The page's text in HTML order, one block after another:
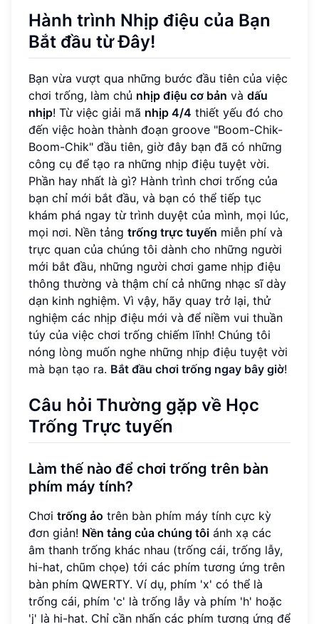
Hành trình Nhịp điệu của Bạn
Bắt đầu từ Đây!
Bạn vừa vượt qua những bước đầu tiên của việc
chơi trống, làm chủ nhịp điệu cơ bản và dấu
nhịp! Từ việc giải mã nhịp 4/4 thiết yếu đó cho
đến việc hoàn thành đoạn groove "Boom-Chik-
Boom-Chik" đầu tiên, giờ đây bạn đã có những
công cụ để tạo ra những nhịp điệu tuyệt vời.
Phần hay nhất là gì? Hành trình chơi trống của
bạn chỉ mới bắt đầu, và bạn có thể tiếp tục
khám phá ngay từ trình duyệt của mình, mọi lúc,
mọi nơi. Nền tảng trống trực tuyến miễn phí và
trực quan của chúng tôi dành cho những người
mới bắt đầu, những người chơi game nhịp điệu
thông thường và thậm chí cả những nhạc sĩ dày
dạn kinh nghiệm. Vì vậy, hãy quay trở lại, thử
nghiệm các nhịp điệu mới và để niềm vui thuần
túy của việc chơi trống chiếm lĩnh! Chúng tôi
nóng lòng muốn nghe những nhịp điệu tuyệt vời
mà bạn tạo ra. Bắt đầu chơi trống ngay bây giờ!
Câu hỏi Thường gặp về Học
Trống Trực tuyến
Làm thế nào để chơi trống trên bàn
phím máy tính?
Chơi trống ảo trên bàn phím máy tính cực kỳ
đơn giản! Nền tảng của chúng tôi ánh xạ các
âm thanh trống khác nhau (trống cái, trống lẫy,
hi-hat, chũm chọe) tới các phím tương ứng trên
bàn phím QWERTY. Ví dụ, phím 'x' có thể là
trống cái, phím 'c' là trống lẫy và phím 'h' hoặc
'j' là hi-hat. Chỉ cần nhấn các phím tương ứng để